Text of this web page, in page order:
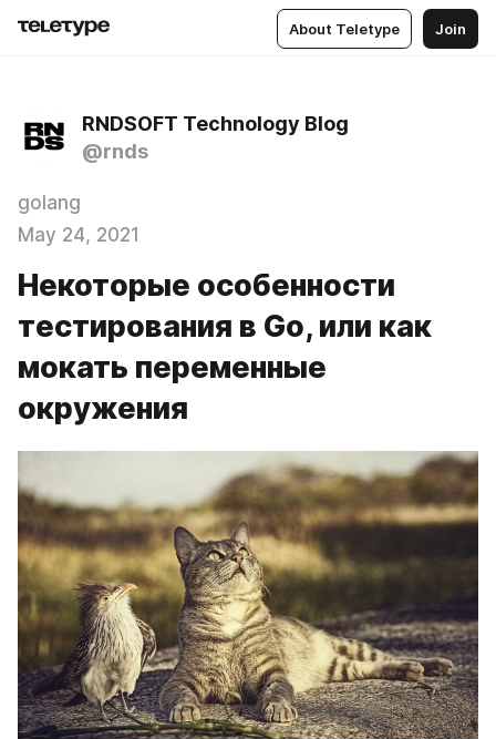
About Teletype Join
RNDSOFT Technology Blog
@rnds
golang
May 24, 2021
Некоторые особенности
тестирования в Go, или как
мокать переменные
окружения